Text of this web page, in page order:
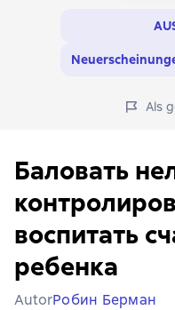
Als
Баловать
воспитать
ребенка
AutorРобин Берман